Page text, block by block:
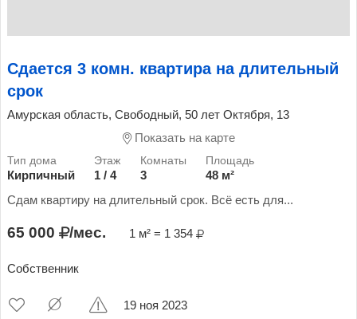
Сдается 3 комн. квартира на длительный
срок
Амурская область, Свободный, 50 лет Октября, 13
Показать на карте
Кирпичный 1 / 4 3
48 м²
Сдам квартиру на длительный срок. Всё есть для...
65 000 /мес. 1 м² = 1 354
Собственник
19 ноя 2023